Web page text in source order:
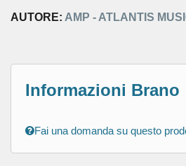
AUTORE: AMP - ATLANTIS
Informazioni Brano
Fai una domanda su questo